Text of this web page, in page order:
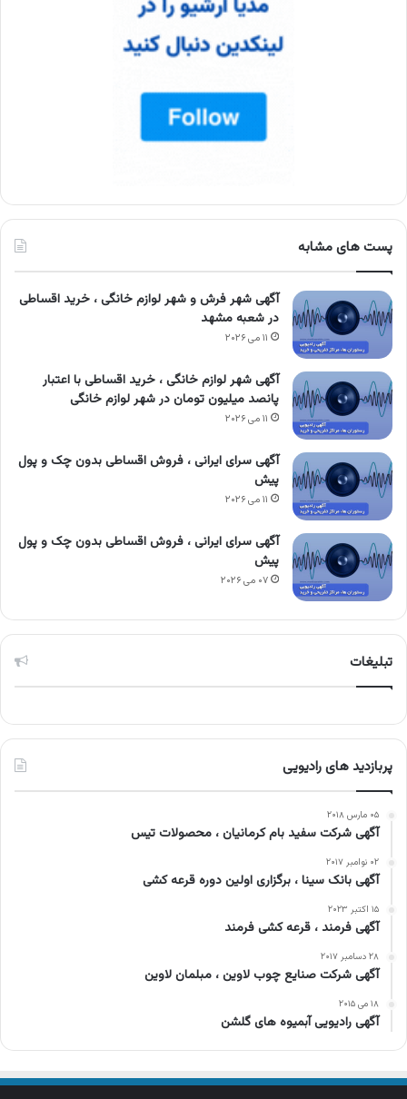
پست های مشابه
آگهی شهر فرش و شهر لوازم خانگی ، خرید اقساطی
در شعبه مشهد
۱۱ می ۲۰۲۶
آگهی شهر لوازم خانگی ، خرید اقساطی با اعتبار
پانصد میلیون تومان در شهر لوازم خانگی
۱۱ می ۲۰۲۶
آگهی سرای ایرانی ، فروش اقساطی بدون چک و پول
پیش
۱۱ می ۲۰۲۶
آگهی سرای ایرانی ، فروش اقساطی بدون چک و پول
پیش
۰۷ می ۲۰۲۶
تبلیغات
پربازدید های رادیویی
۰۵ مارس ۲۰۱۸
آگهی شرکت سفید بام کرمانیان ، محصولات تیس
۰۲ نوامبر ۲۰۱۷
آگهی بانک سینا ، برگزاری اولین دوره قرعه کشی
۱۵ اکتبر ۲۰۲۳
آگهی فرمند ، قرعه کشی فرمند
۲۸ دسامبر ۲۰۱۷
آگهی شرکت صنایع چوب لاوین ، مبلمان لاوین
۱۸ می ۲۰۱۵
آگهی رادیویی آبمیوه های گلشن